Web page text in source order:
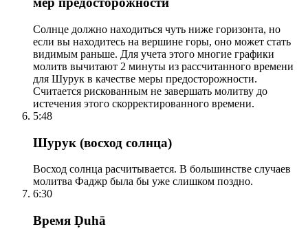
Солнце должно находиться чуть ниже горизонта, но
если вы находитесь на вершине горы, оно может стать
видимым раньше. Для учета этого многие графики
молитв вычитают 2 минуты из рассчитанного времени
для Шурук в качестве меры предосторожности.
Считается рискованным не завершать молитву до
истечения этого скорректированного времени.
5:48
Шурук (восход солнца)
Восход солнца расчитывается. В большинстве случаев
молитва Фаджр была бы уже слишком поздно.
6:30
Время Ḍuhā